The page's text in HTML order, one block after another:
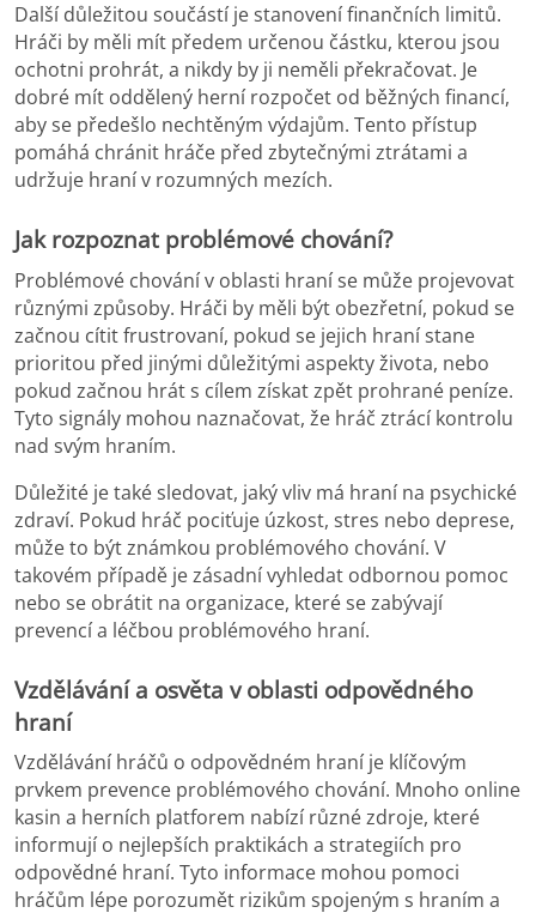
Další důležitou součástí je stanovení finančních limitů.
Hráči by měli mít předem určenou částku, kterou jsou
ochotni prohrát, a nikdy by ji neměli překračovat. Je
dobré mít oddělený herní rozpočet od běžných financí,
aby se předešlo nechtěným výdajům. Tento přístup
pomáhá chránit hráče před zbytečnými ztrátami a
udržuje hraní v rozumných mezích.
Jak rozpoznat problémové chování?
Problémové chování v oblasti hraní se může projevovat
různými způsoby. Hráči by měli být obezřetní, pokud se
začnou cítit frustrovaní, pokud se jejich hraní stane
prioritou před jinými důležitými aspekty života, nebo
pokud začnou hrát s cílem získat zpět prohrané peníze.
Tyto signály mohou naznačovat, že hráč ztrácí kontrolu
nad svým hraním.
Důležité je také sledovat, jaký vliv má hraní na psychické
zdraví. Pokud hráč pociťuje úzkost, stres nebo deprese,
může to být známkou problémového chování. V
takovém případě je zásadní vyhledat odbornou pomoc
nebo se obrátit na organizace, které se zabývají
prevencí a léčbou problémového hraní.
Vzdělávání a osvěta v oblasti odpovědného
hraní
Vzdělávání hráčů o odpovědném hraní je klíčovým
prvkem prevence problémového chování. Mnoho online
kasin a herních platforem nabízí různé zdroje, které
informují o nejlepších praktikách a strategiích pro
odpovědné hraní. Tyto informace mohou pomoci
hráčům lépe porozumět rizikům spojeným s hraním a